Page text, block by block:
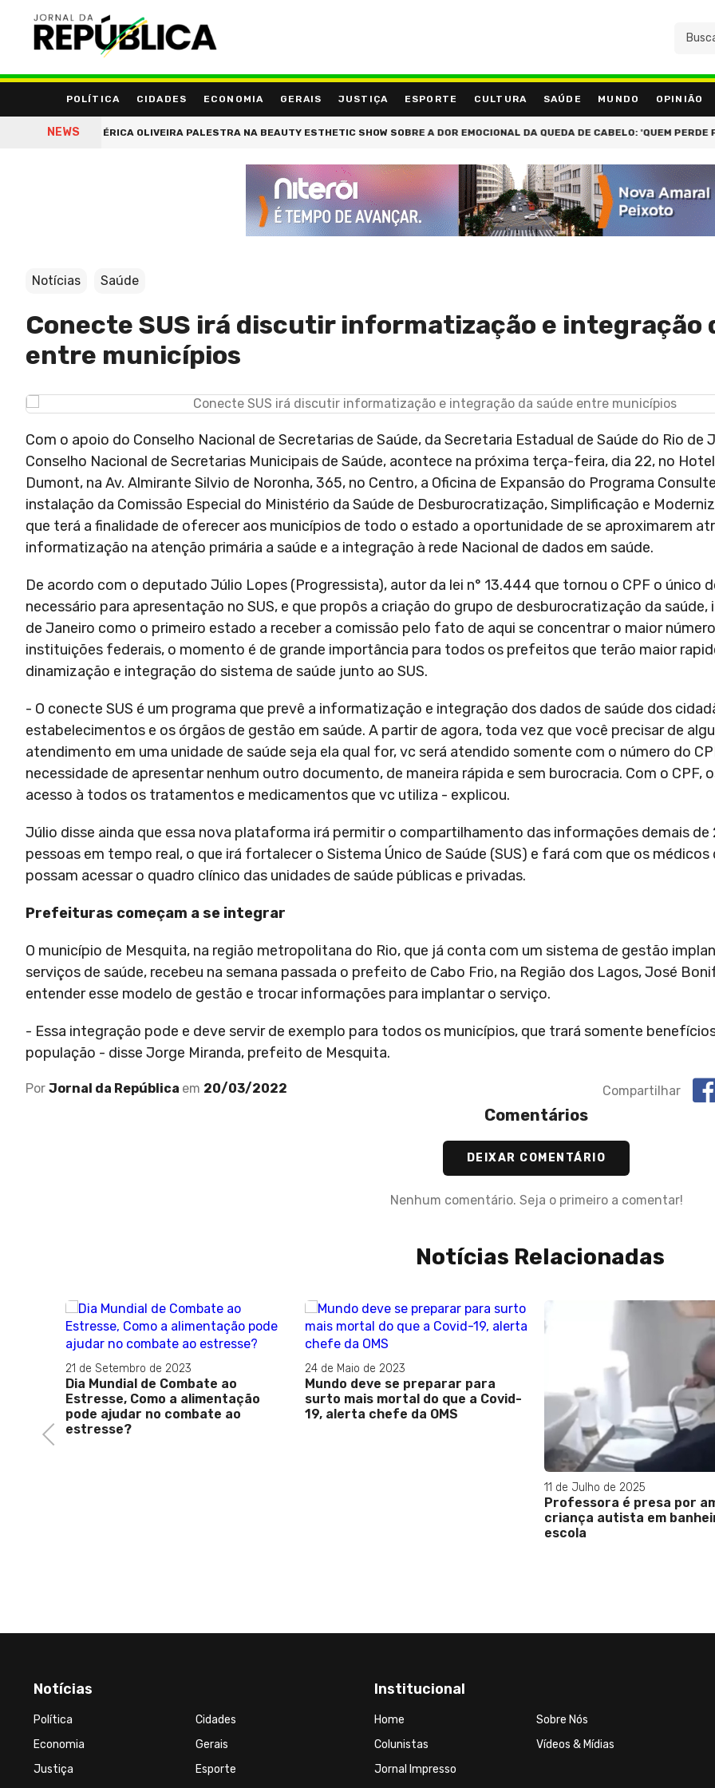
POLÍTICA CIDADES ECONOMIA GERAIS JUSTIÇA ESPORTE CULTURA SAÚDE MUNDO OPINIÃO
NEWSÉRICA OLIVEIRA PALESTRA NA BEAUTY ESTHETIC SHOW SOBRE A DOR EMOCIONAL DA QUEDA DE CABELO: 'QUEM PERDE
Notícias Saúde
Conecte SUS irá discutir informatização e integração
entre municípios
Com o apoio do Conselho Nacional de Secretarias de Saúde, da Secretaria Estadual de Saúde do Rio de
Conselho Nacional de Secretarias Municipais de Saúde, acontece na próxima terça-feira, dia 22, no
Dumont, na Av. Almirante Silvio de Noronha, 365, no Centro, a Oficina de Expansão do Programa
instalação da Comissão Especial do Ministério da Saúde de Desburocratização, Simplificação e
que terá a finalidade de oferecer aos municípios de todo o estado a oportunidade de se aproximarem
informatização na atenção primária a saúde e a integração à rede Nacional de dados em saúde.
De acordo com o deputado Júlio Lopes (Progressista), autor da lei n° 13.444 que tornou o CPF o único
necessário para apresentação no SUS, e que propôs a criação do grupo de desburocratização da saúde,
de Janeiro como o primeiro estado a receber a comissão pelo fato de aqui se concentrar o maior
instituições federais, o momento é de grande importância para todos os prefeitos que terão maior
dinamização e integração do sistema de saúde junto ao SUS.
- O conecte SUS é um programa que prevê a informatização e integração dos dados de saúde dos
estabelecimentos e os órgãos de gestão em saúde. A partir de agora, toda vez que você precisar de
atendimento em uma unidade de saúde seja ela qual for, vc será atendido somente com o número do
necessidade de apresentar nenhum outro documento, de maneira rápida e sem burocracia. Com o CPF,
acesso à todos os tratamentos e medicamentos que vc utiliza - explicou.
Júlio disse ainda que essa nova plataforma irá permitir o compartilhamento das informações demais de
pessoas em tempo real, o que irá fortalecer o Sistema Único de Saúde (SUS) e fará com que os
possam acessar o quadro clínico das unidades de saúde públicas e privadas.
Prefeituras começam a se integrar
O município de Mesquita, na região metropolitana do Rio, que já conta com um sistema de gestão
serviços de saúde, recebeu na semana passada o prefeito de Cabo Frio, na Região dos Lagos, José
entender esse modelo de gestão e trocar informações para implantar o serviço.
- Essa integração pode e deve servir de exemplo para todos os municípios, que trará somente
população - disse Jorge Miranda, prefeito de Mesquita.
Por Jornal da República em 20/03/2022 Compartilhar
Comentários
DEIXAR COMENTÁRIO
Nenhum comentário. Seja o primeiro a comentar!
Notícias Relacionadas
Previous
21 de Setembro de 2023
Dia Mundial de Combate ao
Estresse, Como a alimentação
pode ajudar no combate ao
estresse?
24 de Maio de 2023
Mundo deve se preparar para
surto mais mortal do que a Covid-
19, alerta chefe da OMS
11 de Julho de 2025
Professora é presa por
criança autista em
escola
Notícias
Política
Cidades
Economia
Gerais
Justiça
Esporte
Institucional
Home
Sobre Nós
Colunistas
Vídeos & Mídias
Jornal Impresso